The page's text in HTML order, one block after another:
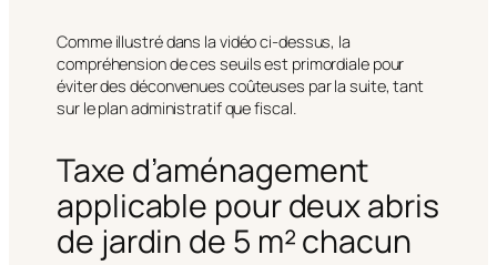
Comme illustré dans la vidéo ci-dessus, la
compréhension de ces seuils est primordiale pour
éviter des déconvenues coûteuses par la suite, tant
sur le plan administratif que fiscal.
Taxe d’aménagement
applicable pour deux abris
de jardin de 5 m² chacun